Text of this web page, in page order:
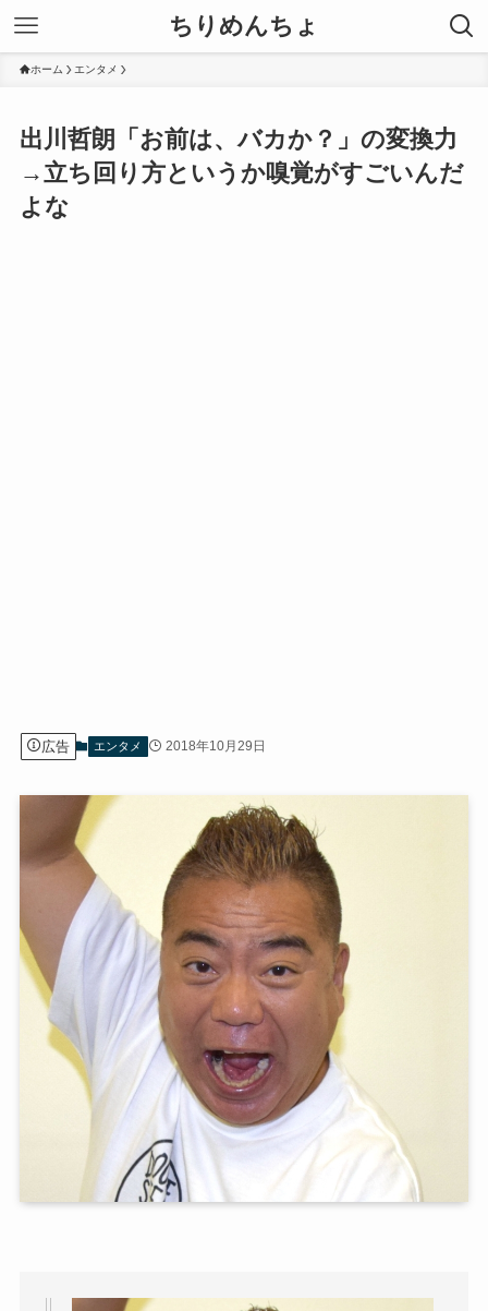
ちりめんちょ
ホーム エンタメ
出川哲朗「お前は、バカか？」の変換力
→立ち回り方というか嗅覚がすごいんだ
よな
広告 エンタメ 2018年10月29日